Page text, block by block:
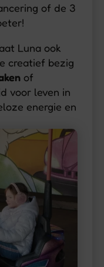
of de 3
Luna ook
creatief bezig
of
voor leven in
energie en